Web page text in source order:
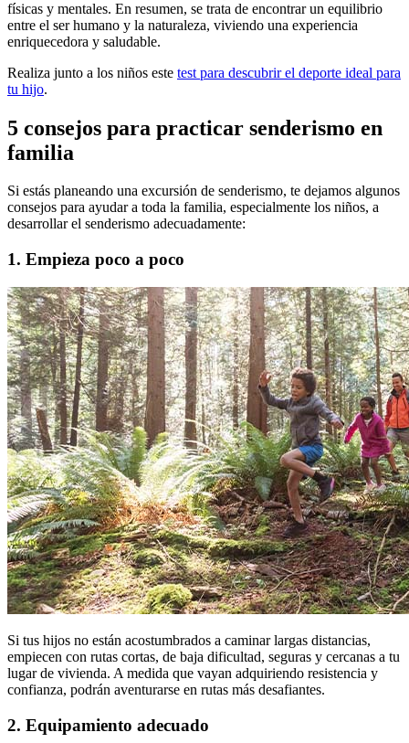
físicas y mentales. En resumen, se trata de encontrar un equilibrio
entre el ser humano y la naturaleza, viviendo una experiencia
enriquecedora y saludable.
Realiza junto a los niños este test para descubrir el deporte ideal para
tu hijo.
5 consejos para practicar senderismo en
familia
Si estás planeando una excursión de senderismo, te dejamos algunos
consejos para ayudar a toda la familia, especialmente los niños, a
desarrollar el senderismo adecuadamente:
1. Empieza poco a poco
Si tus hijos no están acostumbrados a caminar largas distancias,
empiecen con rutas cortas, de baja dificultad, seguras y cercanas a tu
lugar de vivienda. A medida que vayan adquiriendo resistencia y
confianza, podrán aventurarse en rutas más desafiantes.
2. Equipamiento adecuado